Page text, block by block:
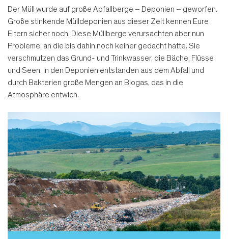
Der Müll wurde auf große Abfallberge – Deponien – geworfen.
Große stinkende Mülldeponien aus dieser Zeit kennen Eure
Eltern sicher noch. Diese Müllberge verursachten aber nun
Probleme, an die bis dahin noch keiner gedacht hatte. Sie
verschmutzen das Grund- und Trinkwasser, die Bäche, Flüsse
und Seen. In den Deponien entstanden aus dem Abfall und
durch Bakterien große Mengen an Biogas, das in die
Atmosphäre entwich.